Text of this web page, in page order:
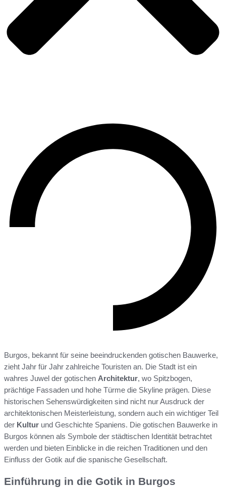
Burgos, bekannt für seine beeindruckenden gotischen Bauwerke,
zieht Jahr für Jahr zahlreiche Touristen an. Die Stadt ist ein
wahres Juwel der gotischen Architektur, wo Spitzbogen,
prächtige Fassaden und hohe Türme die Skyline prägen. Diese
historischen Sehenswürdigkeiten sind nicht nur Ausdruck der
architektonischen Meisterleistung, sondern auch ein wichtiger Teil
der Kultur und Geschichte Spaniens. Die gotischen Bauwerke in
Burgos können als Symbole der städtischen Identität betrachtet
werden und bieten Einblicke in die reichen Traditionen und den
Einfluss der Gotik auf die spanische Gesellschaft.
Einführung in die Gotik in Burgos